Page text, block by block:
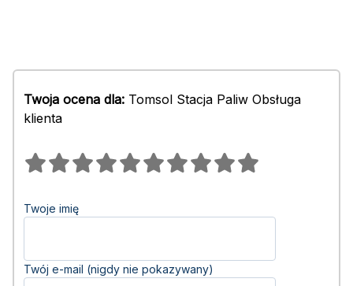
Twoja ocena dla: Tomsol Stacja Paliw Obsługa
klienta
Twoje imię
Twój e-mail (nigdy nie pokazywany)